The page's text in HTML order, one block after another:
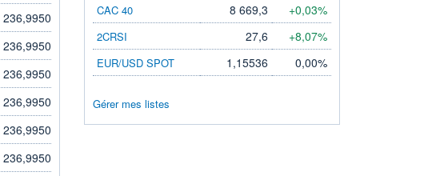
236,9950
236,9950
236,9950
236,9950
236,9950
236,9950
CAC 40 8 669,3 +0,03%
2CRSI 27,6 +8,07%
EUR/USD SPOT 1,15536 0,00%
Gérer mes listes